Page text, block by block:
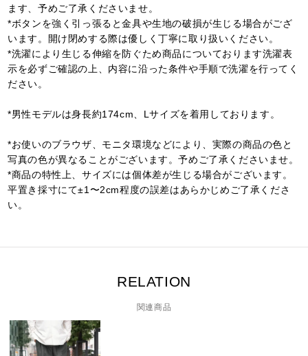
ます、予めご了承くださいませ。
*ボタンを強く引っ張ると金具や生地の破損が生じる場合がござ
います。開け閉めする際は優しく丁寧に取り扱いください。
*洗濯により生じる伸縮を防ぐため商品についております洗濯表
示を必ずご確認の上、内容に沿った条件や手順で洗濯を行ってく
ださい。
*男性モデルは身長約174cm、Lサイズを着用しております。
*お使いのブラウザ、モニタ環境などにより、実際の商品の色と
写真の色が異なることがございます。予めご了承くださいませ。
*商品の特性上、サイズには個体差が生じる場合がございます。
平置き採寸にて±1〜2cm程度の誤差はあらかじめご了承くださ
い。
RELATION
関連商品